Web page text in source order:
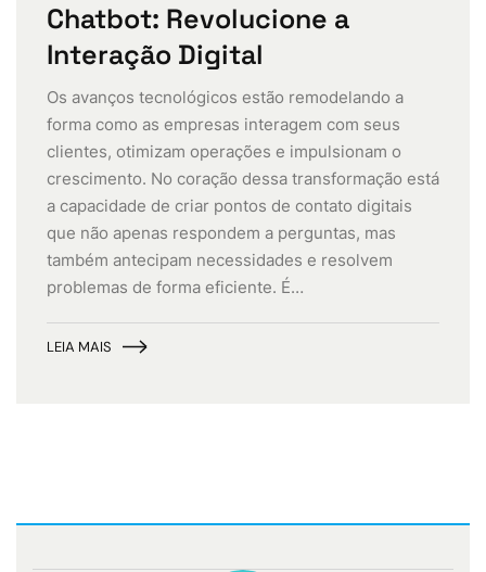
Chatbot: Revolucione a
Interação Digital
Os avanços tecnológicos estão remodelando a
forma como as empresas interagem com seus
clientes, otimizam operações e impulsionam o
crescimento. No coração dessa transformação está
a capacidade de criar pontos de contato digitais
que não apenas respondem a perguntas, mas
também antecipam necessidades e resolvem
problemas de forma eficiente. É…
LEIA MAIS